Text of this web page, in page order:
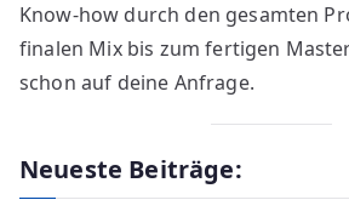
Know-how durch den gesamten
finalen Mix bis zum fertigen
schon auf deine Anfrage.
Neueste Beiträge: